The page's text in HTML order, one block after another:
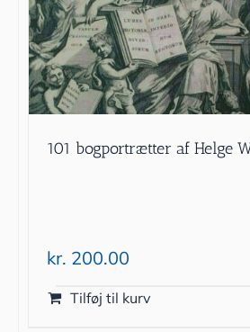
101 bogportrætter af Helge
kr. 200.00
Tilføj til kurv